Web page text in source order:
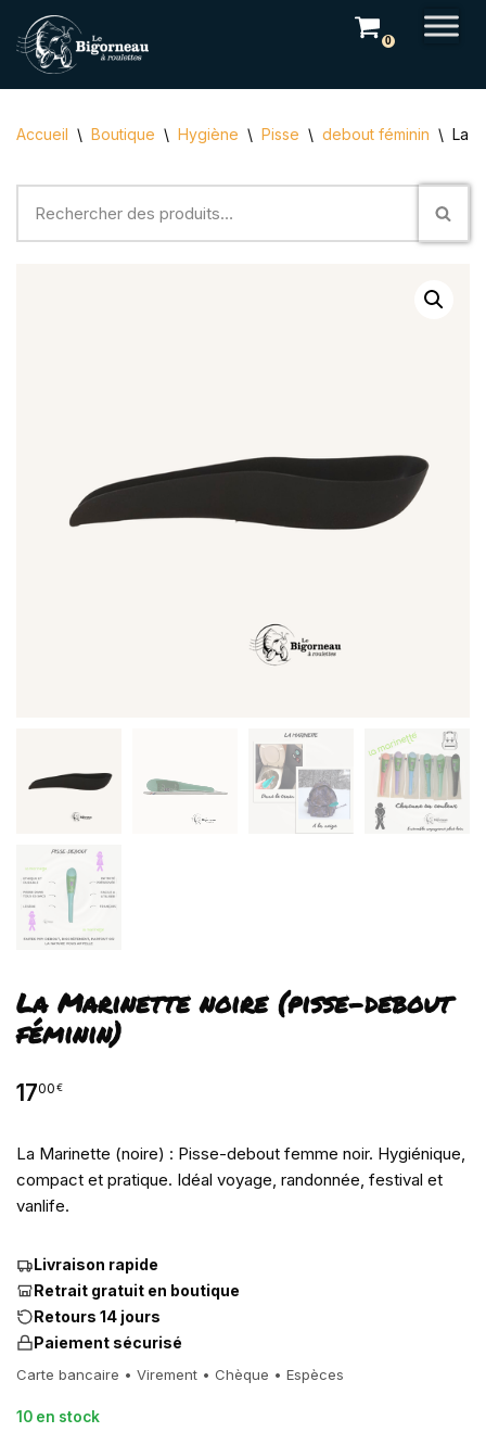
Aller
au
0
Accueil \ Boutique \ Hygiène \ Pisse \ debout féminin \ La
La Marinette noire (pisse-debout
féminin)
1700€
La Marinette (noire) : Pisse-debout femme noir. Hygiénique,
compact et pratique. Idéal voyage, randonnée, festival et
vanlife.
Livraison rapide
Retrait gratuit en boutique
Retours 14 jours
Paiement sécurisé
Carte bancaire • Virement • Chèque • Espèces
10 en stock